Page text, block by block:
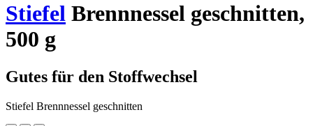
Stiefel Brennnessel geschnitten,
500 g
Gutes für den Stoffwechsel
Stiefel Brennnessel geschnitten